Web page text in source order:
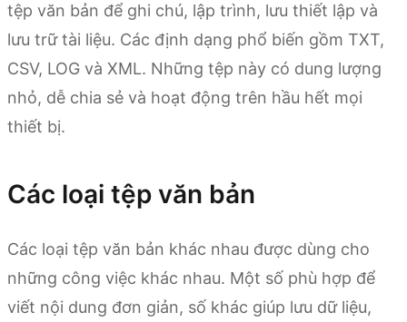
tệp văn bản để ghi chú, lập trình, lưu thiết lập và
lưu trữ tài liệu. Các định dạng phổ biến gồm TXT,
CSV, LOG và XML. Những tệp này có dung lượng
nhỏ, dễ chia sẻ và hoạt động trên hầu hết mọi
thiết bị.
Các loại tệp văn bản
Các loại tệp văn bản khác nhau được dùng cho
những công việc khác nhau. Một số phù hợp để
viết nội dung đơn giản, số khác giúp lưu dữ liệu,